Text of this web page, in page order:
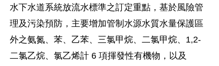
水下水道系統放流水標準之訂定重點，基於風險管
理及污染預防，主要增加管制水源水質水量保護區
外之氨氮、苯、乙苯、三氯甲烷、二氯甲烷、1,2-
二氯乙烷、氯乙烯計 6 項揮發性有機物，以及